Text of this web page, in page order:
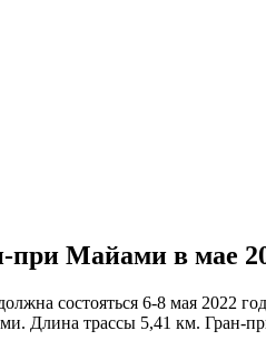
при Майами в мае
состояться 6-8 мая 2022
Длина трассы 5,41 км. Гран-